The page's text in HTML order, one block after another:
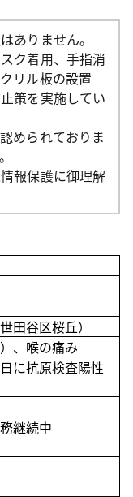
ありません。
ク着用、手指消
リル板の設置
策を実施してい
められておりま
報保護に御理解
田谷区桜丘）
、喉の痛み
に抗原検査陽性
継続中